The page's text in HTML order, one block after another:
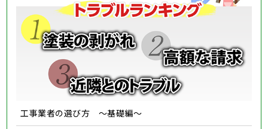
工事業者の選び方 ～基礎編～